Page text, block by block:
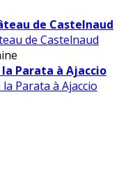
de Castelnaud
Parata à Ajaccio